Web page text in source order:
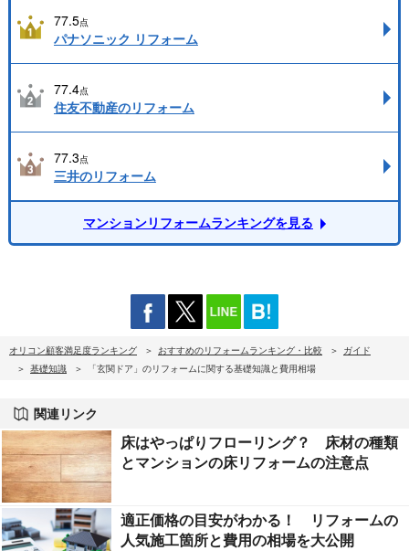
77.5点
パナソニック リフォーム
77.4点
住友不動産のリフォーム
77.3点
三井のリフォーム
マンションリフォームランキングを見る
オリコン顧客満足度ランキング おすすめのリフォームランキング・比較
ガイド
基礎知識
「玄関ドア」のリフォームに関する基礎知識と費用相場
関連リンク
床はやっぱりフローリング？ 床材の種類
とマンションの床リフォームの注意点
適正価格の目安がわかる！ リフォームの
人気施工箇所と費用の相場を大公開